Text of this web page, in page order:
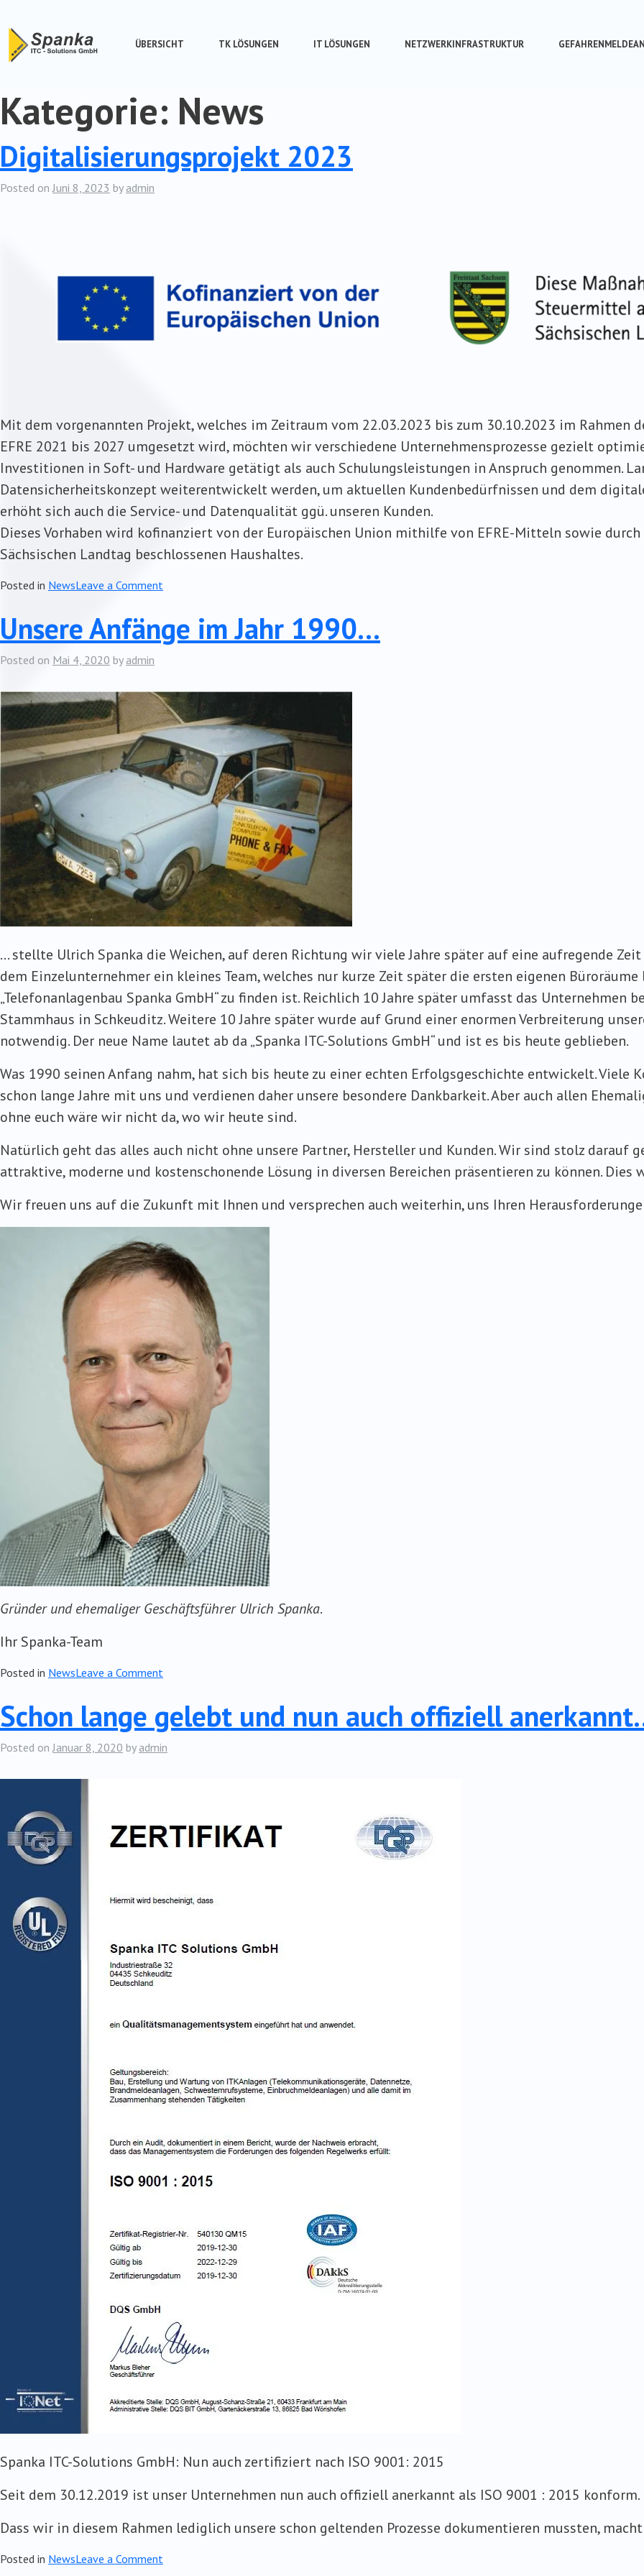
to
content
ÜBERSICHT TK LÖSUNGEN IT LÖSUNGEN NETZWERKINFRASTRUKTUR
Kategorie: News
Digitalisierungsprojekt 2023
Posted onJuni 8, 2023 by admin
Mit dem vorgenannten Projekt, welches im Zeitraum vom 22.03.2023 bis zum 30.10.2023 im Rahmen
EFRE 2021 bis 2027 umgesetzt wird, möchten wir verschiedene Unternehmensprozesse gezielt
Investitionen in Soft- und Hardware getätigt als auch Schulungsleistungen in Anspruch genommen.
Datensicherheitskonzept weiterentwickelt werden, um aktuellen Kundenbedürfnissen und dem
erhöht sich auch die Service- und Datenqualität ggü. unseren Kunden.
Dieses Vorhaben wird kofinanziert von der Europäischen Union mithilfe von EFRE-Mitteln sowie
Sächsischen Landtag beschlossenen Haushaltes.
Posted in NewsLeave a Comment
Unsere Anfänge im Jahr 1990…
Posted on Mai 4, 2020 by admin
… stellte Ulrich Spanka die Weichen, auf deren Richtung wir viele Jahre später auf eine aufregende
dem Einzelunternehmer ein kleines Team, welches nur kurze Zeit später die ersten eigenen
„Telefonanlagenbau Spanka GmbH“ zu finden ist. Reichlich 10 Jahre später umfasst das
Stammhaus in Schkeuditz. Weitere 10 Jahre später wurde auf Grund einer enormen Verbreiterung
notwendig. Der neue Name lautet ab da „Spanka ITC-Solutions GmbH“ und ist es bis heute geblieben.
Was 1990 seinen Anfang nahm, hat sich bis heute zu einer echten Erfolgsgeschichte entwickelt. Viele
schon lange Jahre mit uns und verdienen daher unsere besondere Dankbarkeit. Aber auch allen
ohne euch wäre wir nicht da, wo wir heute sind.
Natürlich geht das alles auch nicht ohne unsere Partner, Hersteller und Kunden. Wir sind stolz darauf
attraktive, moderne und kostenschonende Lösung in diversen Bereichen präsentieren zu können.
Wir freuen uns auf die Zukunft mit Ihnen und versprechen auch weiterhin, uns Ihren
Gründer und ehemaliger Geschäftsführer Ulrich Spanka.
Ihr Spanka-Team
Posted in NewsLeave a Comment
Anfänge
im
1990…
Schon lange gelebt und nun auch offiziell
Posted on Januar 8, 2020 by admin
Spanka ITC-Solutions GmbH: Nun auch zertifiziert nach ISO 9001: 2015
Seit dem 30.12.2019 ist unser Unternehmen nun auch offiziell anerkannt als ISO 9001 : 2015 konform.
Dass wir in diesem Rahmen lediglich unsere schon geltenden Prozesse dokumentieren mussten,
Posted in NewsLeave a Comment